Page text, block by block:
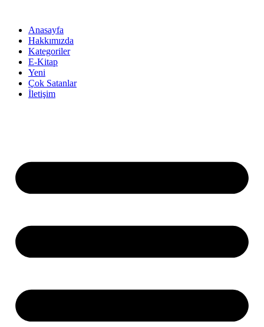
Anasayfa
Hakkımızda
Kategoriler
E-Kitap
Yeni
Çok Satanlar
İletişim